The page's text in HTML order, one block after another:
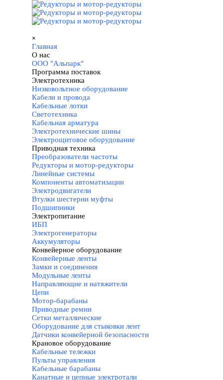
Перейти к контенту
×
Главная
О нас
ООО "Альпарк"
Программа поставок
Электротехника
Низковольтное оборудование
Кабели и провода
Кабельные лотки
Светотехника
Кабельная арматура
Электротехнические шины
Электрощитовое оборудование
Приводная техника
Преобразователи частоты
Редукторы и мотор-редукторы
Линейные системы
Компоненты автоматизации
Электродвигатели
Втулки шестерни муфты
Подшипники
Электропитание
ИБП
Электрогенераторы
Аккумуляторы
Конвейерное оборудование
Конвейерные ленты
Замки и соединения
Модульные ленты
Направляющие и натяжители
Цепи
Мотор-барабаны
Приводные ремни
Сетки металлические
Оборудование для стыковки лент
Датчики конвейерной безопасности
Крановое оборудование
Кабельные тележки
Пульты управления
Кабельные барабаны
Канатные и цепные электротали